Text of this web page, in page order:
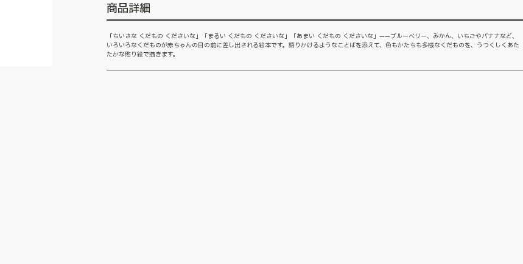
商品詳細
「ちいさな くだもの くださいな」「まるい くだもの くださいな」「あまい くだもの くださいな」——ブルーベリー、みかん、いちごやバナナなど、
いろいろなくだものが赤ちゃんの目の前に差し出される絵本です。語りかけるようなことばを添えて、色もかたちも多様なくだものを、うつくしくあた
たかな貼り絵で描きます。